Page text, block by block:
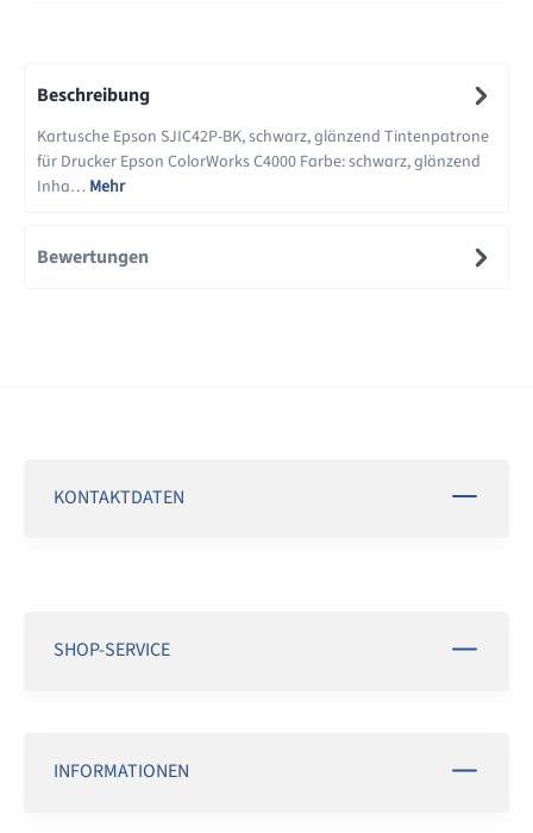
Beschreibung
Kartusche Epson SJIC42P-BK, schwarz, glänzend Tintenpatrone
für Drucker Epson ColorWorks C4000 Farbe: schwarz, glänzend
Inha… Mehr
Bewertungen
KONTAKTDATEN
SHOP-SERVICE
INFORMATIONEN